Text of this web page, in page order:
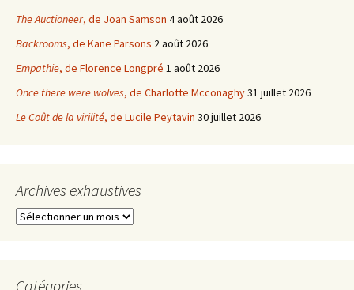
The Auctioneer, de Joan Samson 4 août 2026
Backrooms, de Kane Parsons 2 août 2026
Empathie, de Florence Longpré 1 août 2026
Once there were wolves, de Charlotte Mcconaghy31 juillet 2026
Le Coût de la virilité, de Lucile Peytavin 30 juillet 2026
Archives exhaustives
Archives
Catégories